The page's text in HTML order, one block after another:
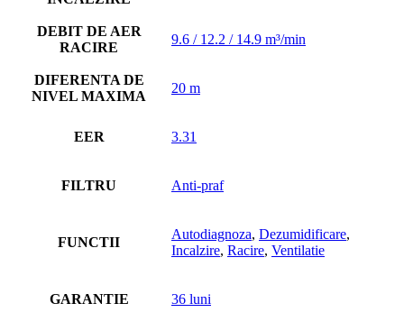
DEBIT DE AER
RACIRE
9.6 / 12.2 / 14.9 m³/min
DIFERENTA DE
NIVEL MAXIMA
20 m
EER 3.31
FILTRU Anti-praf
FUNCTII
Autodiagnoza, Dezumidificare,
Incalzire, Racire, Ventilatie
GARANTIE 36 luni